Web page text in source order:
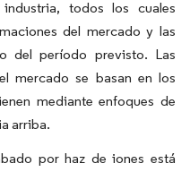
todos los cuales
del mercado y las
del período previsto. Las
mercado se basan en los
mediante enfoques de
arriba.
por haz de iones está